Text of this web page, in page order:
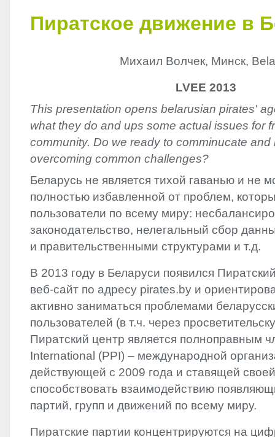
Пиратское движение в
Михаил Волчек, Минск,
LVEE 2013
This presentation opens belarusian pirates'
what they do and ups some actual issues for
community. Do we ready to comminucate and
overcoming common challenges?
Беларусь не является тихой гаванью и не
полностью избавленной от проблем,
пользователи по всему миру:
законодательство, нелегальный сбор
и правительственными структурами и т.д.
В 2013 году в Беларуси появился
веб-сайт по адресу pirates.by и
активно заниматься проблемами
пользователей (в т.ч. через
Пиратский центр является полноправным
International (PPI) – международной
действующей с 2009 года и ставящей
способствовать взаимодействию
партий, групп и движений по всему миру.
Пиратские партии концентрируются на